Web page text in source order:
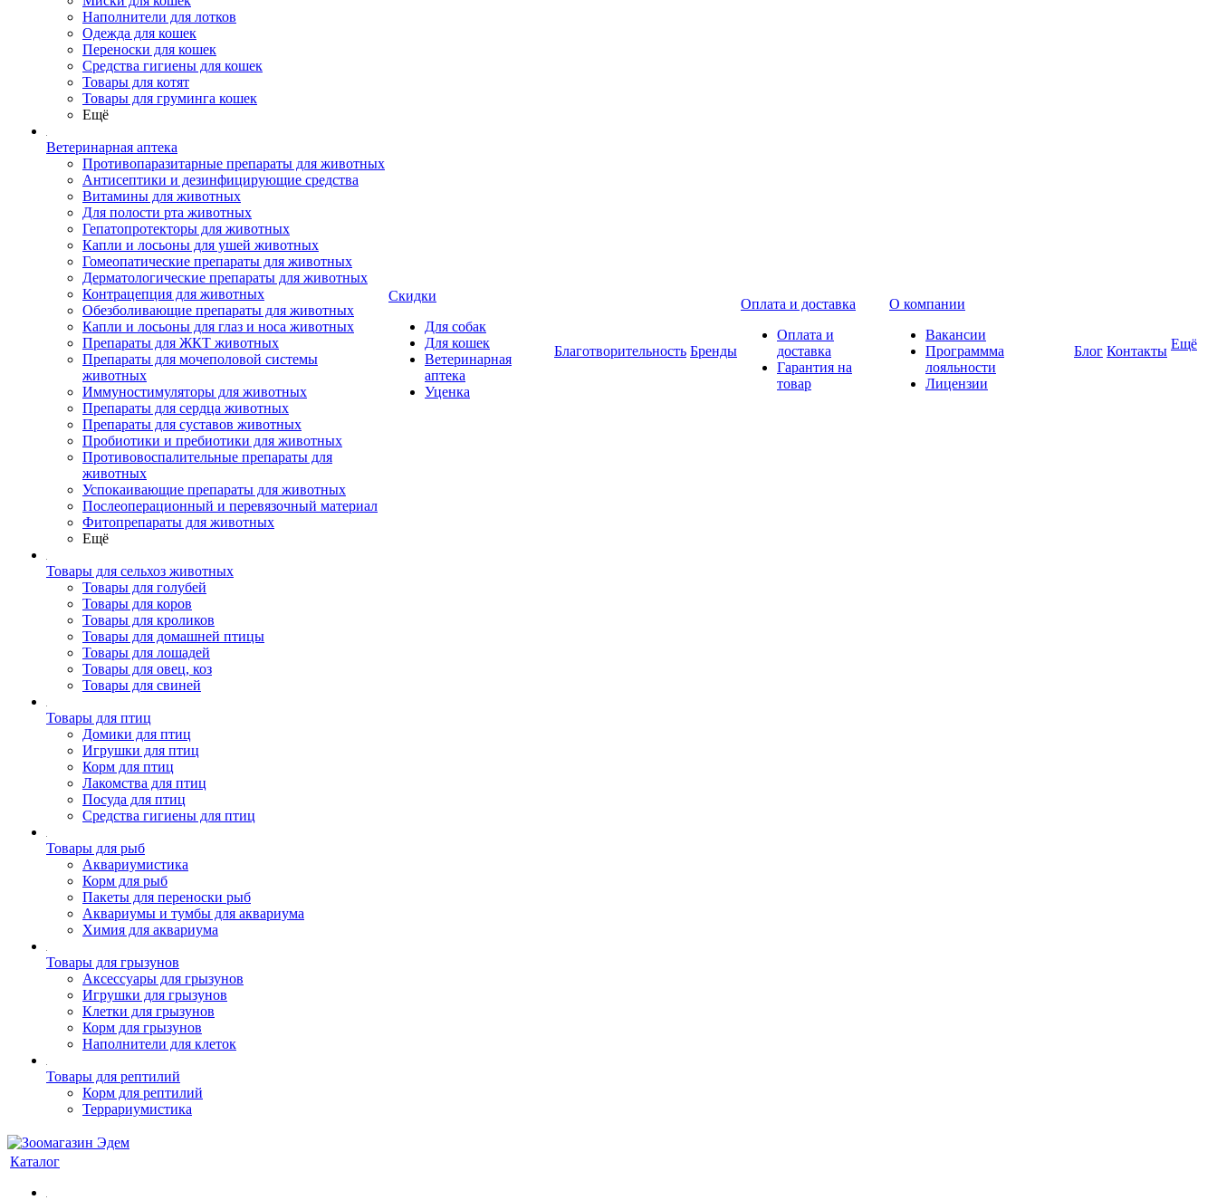
Наполнители для лотков
Одежда для кошек
Переноски для кошек
Средства гигиены для кошек
Товары для котят
Товары для груминга кошек
Ещё
Ветеринарная аптека
Противопаразитарные препараты для животных
Антисептики и дезинфицирующие средства
Витамины для животных
Для полости рта животных
Гепатопротекторы для животных
Капли и лосьоны для ушей животных
Гомеопатические препараты для животных
Дерматологические препараты для животных
Контрацепция для животных
Обезболивающие препараты для животных
Капли и лосьоны для глаз и носа животных
Препараты для ЖКТ животных
Препараты для мочеполовой системы
животных
Иммуностимуляторы для животных
Препараты для сердца животных
Препараты для суставов животных
Пробиотики и пребиотики для животных
Противовоспалительные препараты для
животных
Успокаивающие препараты для животных
Послеоперационный и перевязочный материал
Фитопрепараты для животных
Ещё
Товары для сельхоз животных
Товары для голубей
Товары для коров
Товары для кроликов
Товары для домашней птицы
Товары для лошадей
Товары для овец, коз
Товары для свиней
Товары для птиц
Домики для птиц
Игрушки для птиц
Корм для птиц
Лакомства для птиц
Посуда для птиц
Средства гигиены для птиц
Товары для рыб
Аквариумистика
Корм для рыб
Пакеты для переноски рыб
Аквариумы и тумбы для аквариума
Химия для аквариума
Товары для грызунов
Аксессуары для грызунов
Игрушки для грызунов
Клетки для грызунов
Корм для грызунов
Наполнители для клеток
Товары для рептилий
Корм для рептилий
Террариумистика
Скидки
Для собак
Для кошек
Ветеринарная
аптека
Уценка
Благотворительность Бренды
Оплата и доставка
Оплата и
доставка
Гарантия на
товар
О компании
Вакансии
Программма
лояльности
Лицензии
Блог Контакты Ещё
Каталог